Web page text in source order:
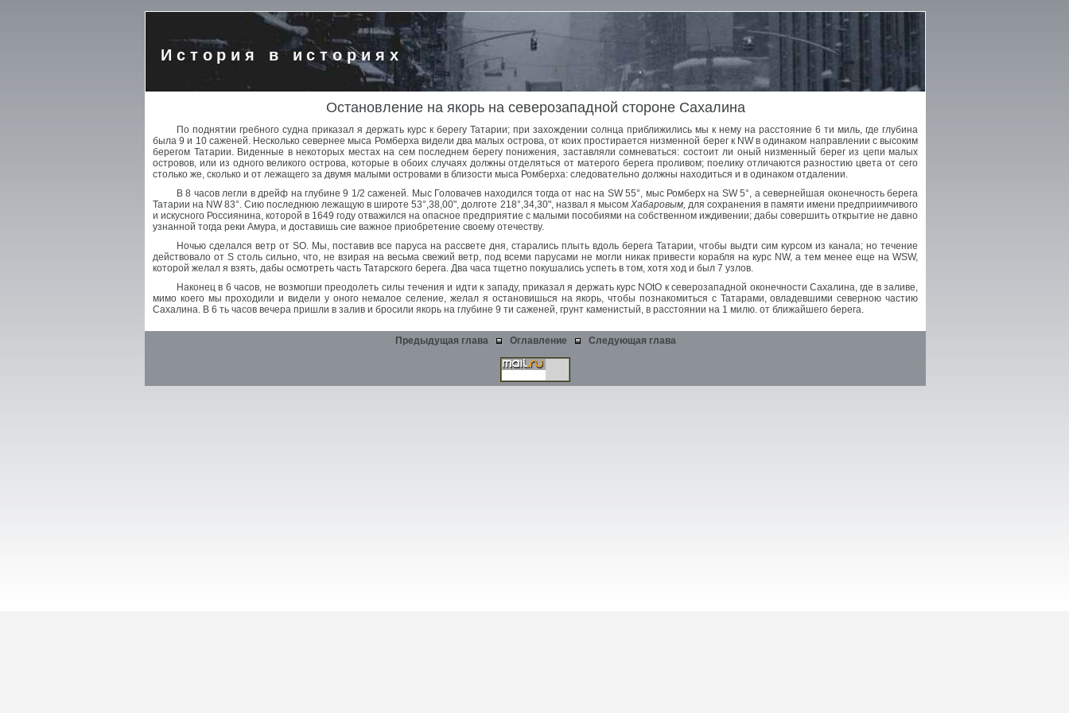
История в историях
Остановление на якорь на северозападной стороне Сахалина
По поднятии гребного судна приказал я держать курс к берегу Татарии; при захождении солнца приближились мы к нему на расстояние 6 ти миль, где глубина
была 9 и 10 саженей. Несколько севернее мыса Ромберха видели два малых острова, от коих простирается низменной берег к NW в одинаком направлении с высоким
берегом Татарии. Виденные в некоторых местах на сем последнем берегу понижения, заставляли сомневаться: состоит ли оный низменный берег из цепи малых
островов, или из одного великого острова, которые в обоих случаях должны отделяться от матерого берега проливом; поелику отличаются разностию цвета от сего
столько же, сколько и от лежащего за двумя малыми островами в близости мыса Ромберха: следовательно должны находиться и в одинаком отдалении.
В 8 часов легли в дрейф на глубине 9 1/2 саженей. Мыс Головачев находился тогда от нас на SW 55°, мыс Ромберх на SW 5°, а севернейшая оконечность берега
Татарии на NW 83°. Сию последнюю лежащую в широте 53°,38,00", долготе 218°,34,30", назвал я мысом Хабаровым, для сохранения в памяти имени предприимчивого
и искусного Россиянина, которой в 1649 году отважился на опасное предприятие с малыми пособиями на собственном иждивении; дабы совершить открытие не давно
узнанной тогда реки Амура, и доставишь сие важное приобретение своему отечеству.
Ночью сделался ветр от SO. Мы, поставив все паруса на рассвете дня, старались плыть вдоль берега Татарии, чтобы выдти сим курсом из канала; но течение
действовало от S столь сильно, что, не взирая на весьма свежий ветр, под всеми парусами не могли никак привести корабля на курс NW, а тем менее еще на WSW,
которой желал я взять, дабы осмотреть часть Татарского берега. Два часа тщетно покушались успеть в том, хотя ход и был 7 узлов.
Наконец в 6 часов, не возмогши преодолеть силы течения и идти к западу, приказал я держать курс NOtO к северозападной оконечности Сахалина, где в заливе,
мимо коего мы проходили и видели у оного немалое селение, желал я остановишься на якорь, чтобы познакомиться с Татарами, овладевшими северною частию
Сахалина. В 6 ть часов вечера пришли в залив и бросили якорь на глубине 9 ти саженей, грунт каменистый, в расстоянии на 1 милю. от ближайшего берега.
Предыдущая глава Оглавление Следующая глава